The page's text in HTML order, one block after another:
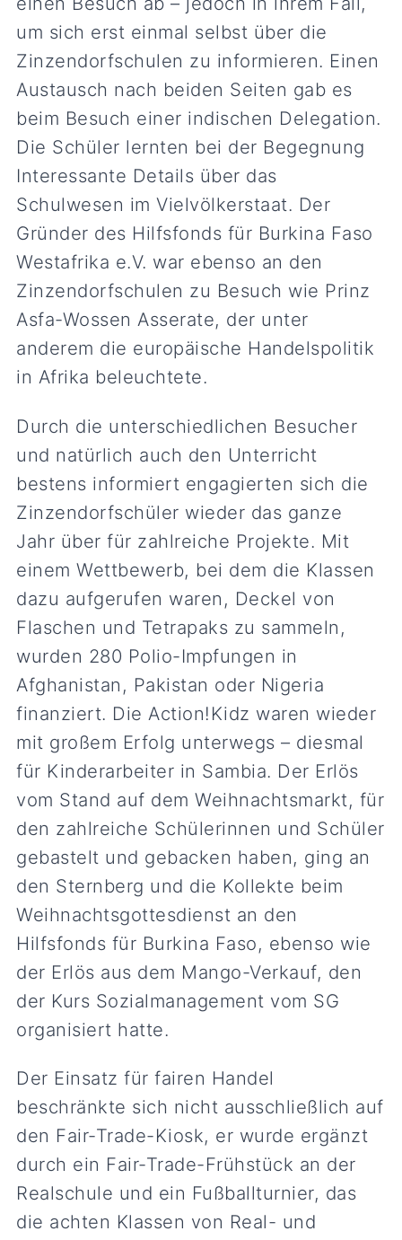
um sich erst einmal selbst über die
Zinzendorfschulen zu informieren. Einen
Austausch nach beiden Seiten gab es
beim Besuch einer indischen Delegation.
Die Schüler lernten bei der Begegnung
Interessante Details über das
Schulwesen im Vielvölkerstaat. Der
Gründer des Hilfsfonds für Burkina Faso
Westafrika e.V. war ebenso an den
Zinzendorfschulen zu Besuch wie Prinz
Asfa-Wossen Asserate, der unter
anderem die europäische Handelspolitik
in Afrika beleuchtete.
Durch die unterschiedlichen Besucher
und natürlich auch den Unterricht
bestens informiert engagierten sich die
Zinzendorfschüler wieder das ganze
Jahr über für zahlreiche Projekte. Mit
einem Wettbewerb, bei dem die Klassen
dazu aufgerufen waren, Deckel von
Flaschen und Tetrapaks zu sammeln,
wurden 280 Polio-Impfungen in
Afghanistan, Pakistan oder Nigeria
finanziert. Die Action!Kidz waren wieder
mit großem Erfolg unterwegs – diesmal
für Kinderarbeiter in Sambia. Der Erlös
vom Stand auf dem Weihnachtsmarkt, für
den zahlreiche Schülerinnen und Schüler
gebastelt und gebacken haben, ging an
den Sternberg und die Kollekte beim
Weihnachtsgottesdienst an den
Hilfsfonds für Burkina Faso, ebenso wie
der Erlös aus dem Mango-Verkauf, den
der Kurs Sozialmanagement vom SG
organisiert hatte.
Der Einsatz für fairen Handel
beschränkte sich nicht ausschließlich auf
den Fair-Trade-Kiosk, er wurde ergänzt
durch ein Fair-Trade-Frühstück an der
Realschule und ein Fußballturnier, das
die achten Klassen von Real- und